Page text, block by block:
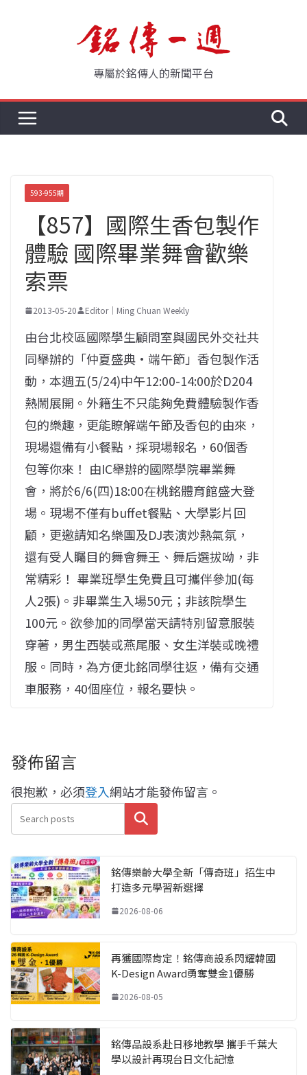
專屬於銘傳人的新聞平台
593-955期
【857】國際生香包製作
體驗 國際畢業舞會歡樂
索票
2013-05-20 Editor｜Ming Chuan Weekly
由台北校區國際學生顧問室與國民外交社共
同舉辦的「仲夏盛典·端午節」香包製作活
動，本週五(5/24)中午12:00-14:00於D204
熱鬧展開。外籍生不只能夠免費體驗製作香
包的樂趣，更能瞭解端午節及香包的由來，
現場還備有小餐點，採現場報名，60個香
包等你來！ 由IC舉辦的國際學院畢業舞
會，將於6/6(四)18:00在桃銘體育館盛大登
場。現場不僅有buffet餐點、大學影片回
顧，更邀請知名樂團及DJ表演炒熱氣氛，
還有受人矚目的舞會舞王、舞后選拔呦，非
常精彩！ 畢業班學生免費且可攜伴參加(每
人2張)。非畢業生入場50元；非該院學生
100元。欲參加的同學當天請特別留意服裝
穿著，男生西裝或燕尾服、女生洋裝或晚禮
服。同時，為方便北銘同學往返，備有交通
車服務，40個座位，報名要快。
發佈留言
很抱歉，必須登入網站才能發佈留言。
搜尋
銘傳樂齡大學全新「傳奇班」招生中
打造多元學習新選擇
2026-08-06
再獲國際肯定！銘傳商設系閃耀韓國
K-Design Award勇奪雙金1優勝
2026-08-05
銘傳品設系赴日移地教學 攜手千葉大
學以設計再現台日文化記憶